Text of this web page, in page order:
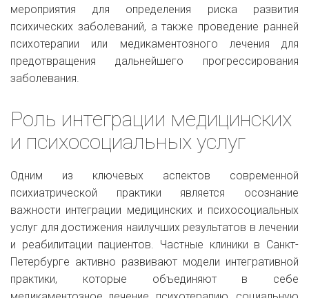
мероприятия для определения риска развития
психических заболеваний, а также проведение ранней
психотерапии или медикаментозного лечения для
предотвращения дальнейшего прогрессирования
заболевания.
Роль интеграции медицинских
и психосоциальных услуг
Одним из ключевых аспектов современной
психиатрической практики является осознание
важности интеграции медицинских и психосоциальных
услуг для достижения наилучших результатов в лечении
и реабилитации пациентов. Частные клиники в Санкт-
Петербурге активно развивают модели интегративной
практики, которые объединяют в себе